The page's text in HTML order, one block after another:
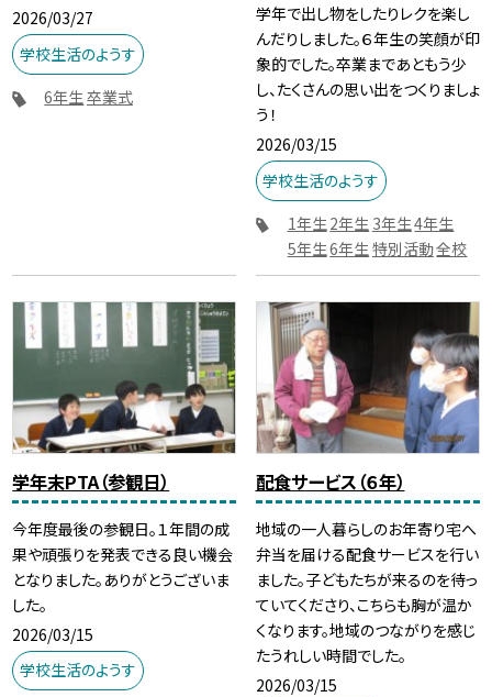
2026/03/27
学校生活のようす
6年生卒業式
学年で出し物をしたりレクを楽し
んだりしました。６年生の笑顔が印
象的でした。卒業まであともう少
し、たくさんの思い出をつくりましょ
う！
2026/03/15
学校生活のようす
1年生2年生 3年生4年生
5年生6年生特別活動全校
学年末PTA（参観日）
今年度最後の参観日。１年間の成
果や頑張りを発表できる良い機会
となりました。ありがとうございま
した。
2026/03/15
学校生活のようす
配食サービス（６年）
地域の一人暮らしのお年寄り宅へ
弁当を届ける配食サービスを行い
ました。子どもたちが来るのを待っ
ていてくださり、こちらも胸が温か
くなります。地域のつながりを感じ
たうれしい時間でした。
2026/03/15